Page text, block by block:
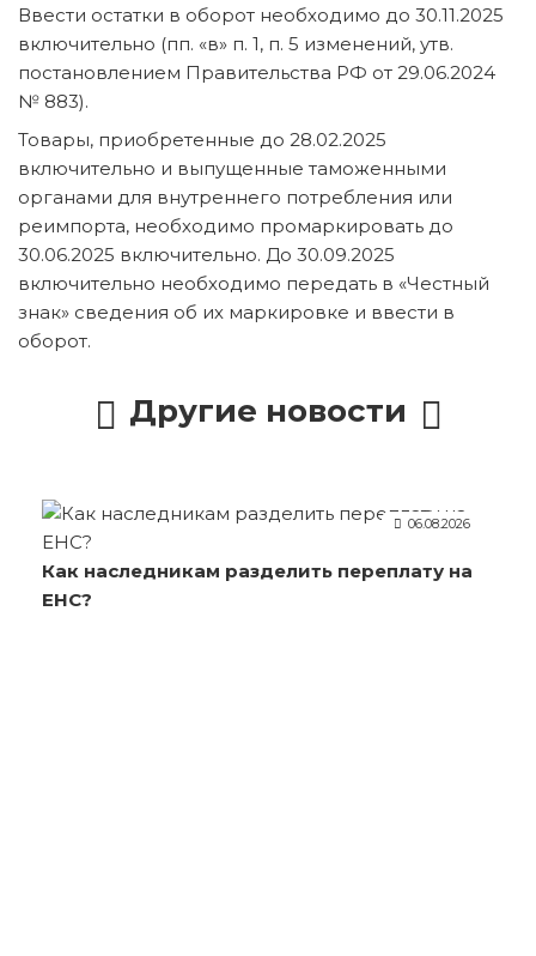
Ввести остатки в оборот необходимо до 30.11.2025
включительно (пп. «в» п. 1, п. 5 изменений, утв.
постановлением Правительства РФ от 29.06.2024
№ 883).
Товары, приобретенные до 28.02.2025
включительно и выпущенные таможенными
органами для внутреннего потребления или
реимпорта, необходимо промаркировать до
30.06.2025 включительно. До 30.09.2025
включительно необходимо передать в «Честный
знак» сведения об их маркировке и ввести в
оборот.
Другие новости
06.08.2026
Как наследникам разделить переплату на
ЕНС?